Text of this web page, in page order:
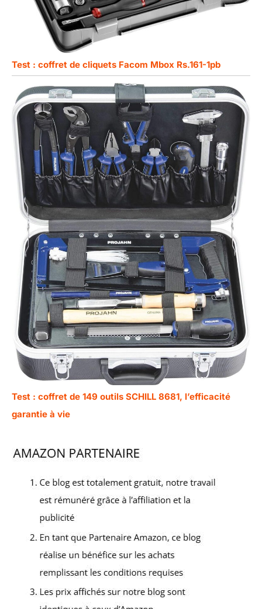
Test : coffret de cliquets Facom Mbox Rs.161-1pb
Test : coffret de 149 outils SCHILL 8681, l’efficacité
garantie à vie